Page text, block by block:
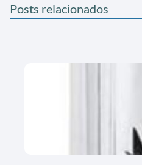
Posts relacionados